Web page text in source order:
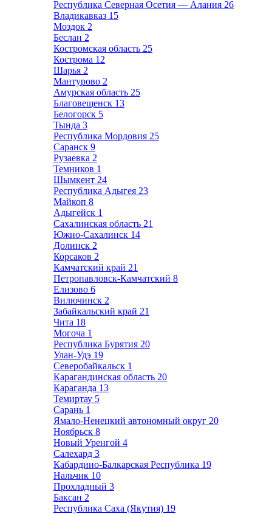
Республика Северная Осетия — Алания 26
Владикавказ 15
Моздок 2
Беслан 2
Костромская область 25
Кострома 12
Шарья 2
Мантурово 2
Амурская область 25
Благовещенск 13
Белогорск 5
Тында 3
Республика Мордовия 25
Саранск 9
Рузаевка 2
Темников 1
Шымкент 24
Республика Адыгея 23
Майкоп 8
Адыгейск 1
Сахалинская область 21
Южно-Сахалинск 14
Долинск 2
Корсаков 2
Камчатский край 21
Петропавловск-Камчатский 8
Елизово 6
Вилючинск 2
Забайкальский край 21
Чита 18
Могоча 1
Республика Бурятия 20
Улан-Удэ 19
Северобайкальск 1
Карагандинская область 20
Караганда 13
Темиртау 5
Сарань 1
Ямало-Ненецкий автономный округ 20
Ноябрьск 8
Новый Уренгой 4
Салехард 3
Кабардино-Балкарская Республика 19
Нальчик 10
Прохладный 3
Баксан 2
Республика Саха (Якутия) 19